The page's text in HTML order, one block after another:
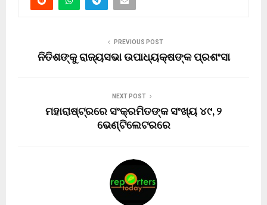
PREVIOUS POST
ନିତିଶଙ୍କୁ ରାଜ୍ୟସଭା ଉପାଧ୍ୟକ୍ଷଙ୍କ ପ୍ରଶଂସା
NEXT POST
ମହାରାଷ୍ଟ୍ରରେ ସଂକ୍ରମିତଙ୍କ ସଂଖ୍ୟ ୪୯, ୨
ଭେଣ୍ଟିଲେଟରରେ